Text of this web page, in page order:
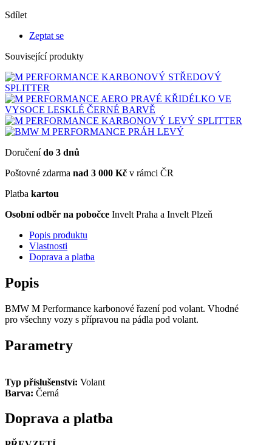
Sdílet
Zeptat se
Související produkty
Doručenído 3 dnů
Poštovné zdarma nad 3 000 Kč v rámci ČR
Platba kartou
Osobní odběr na pobočce Invelt Praha a Invelt Plzeň
Popis produktu
Vlastnosti
Doprava a platba
Popis
BMW M Performance karbonové řazení pod volant. Vhodné
pro všechny vozy s přípravou na pádla pod volant.
Parametry
Typ příslušenství: Volant
Barva: Černá
Doprava a platba